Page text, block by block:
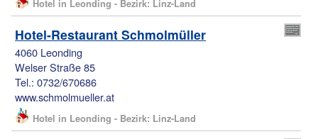
Hotel in Leonding - Bezirk: Linz-Land
Hotel-Restaurant Schmolmüller
4060 Leonding
Welser Straße 85
Tel.: 0732/670686
www.schmolmueller.at
Hotel in Leonding - Bezirk: Linz-Land